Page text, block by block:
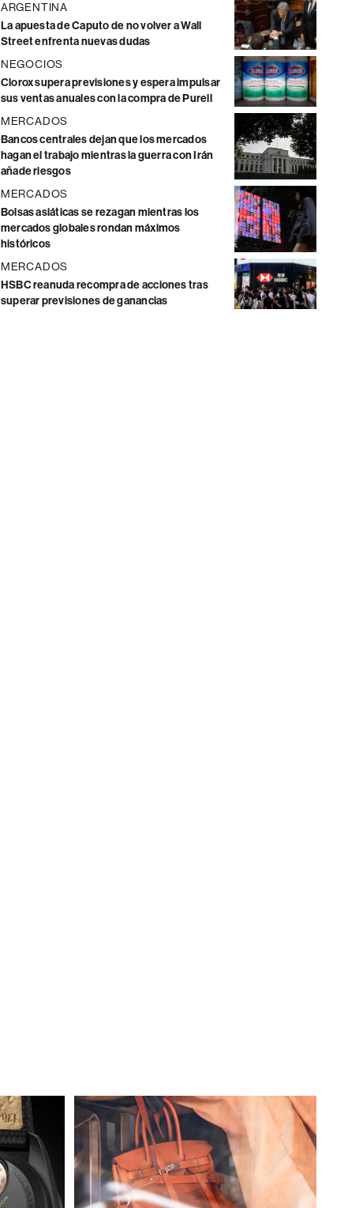
ARGENTINA
La apuesta de Caputo de no volver a Wall
Street enfrenta nuevas dudas
NEGOCIOS
Clorox supera previsiones y espera impulsar
sus ventas anuales con la compra de Purell
MERCADOS
Bancos centrales dejan que los mercados
hagan el trabajo mientras la guerra con Irán
añade riesgos
MERCADOS
Bolsas asiáticas se rezagan mientras los
mercados globales rondan máximos
históricos
MERCADOS
HSBC reanuda recompra de acciones tras
superar previsiones de ganancias